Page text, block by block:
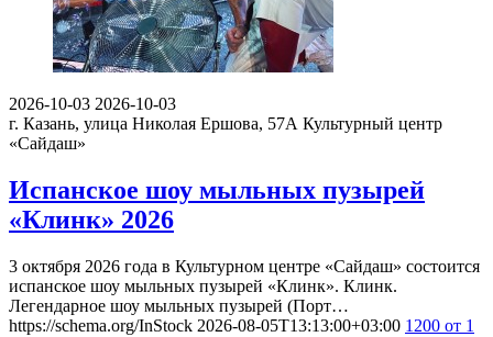
2026-10-03 2026-10-03
г. Казань, улица Николая Ершова, 57А Культурный центр
«Сайдаш»
Испанское шоу мыльных пузырей
«Клинк» 2026
3 октября 2026 года в Культурном центре «Сайдаш» состоится
испанское шоу мыльных пузырей «Клинк». Клинк.
Легендарное шоу мыльных пузырей (Порт…
https://schema.org/InStock 2026-08-05T13:13:00+03:00 1200 от 1